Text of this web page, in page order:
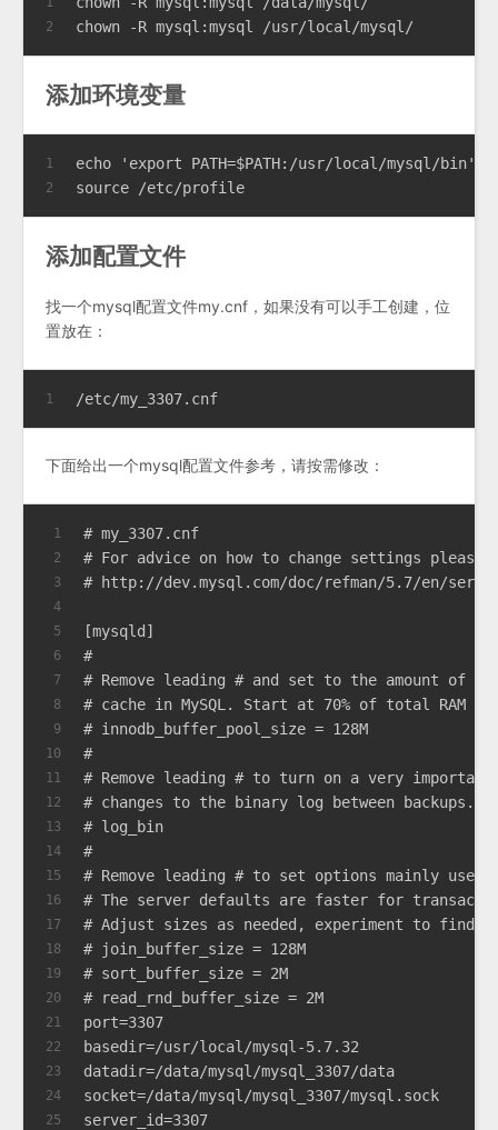
2
chown -R mysql:mysql /usr/local/mysql/
添加环境变量
1
2
echo 'export PATH=$PATH:/usr/local/mysql/
source /etc/profile
添加配置文件
找一个mysql配置文件my.cnf，如果没有可以手工创建，位
置放在：
1 /etc/my_3307.cnf
下面给出一个mysql配置文件参考，请按需修改：
1
2
3
4
5
6
7
8
9
10
11
12
13
14
15
16
17
18
19
20
21
22
23
24
25
# my_3307.cnf
# For advice on how to change settings please
# http://dev.mysql.com/doc/refman/5.7/en/
[mysqld]
#
# Remove leading # and set to the amount of
# cache in MySQL. Start at 70% of total RAM
# innodb_buffer_pool_size = 128M
#
# Remove leading # to turn on a very
# changes to the binary log between backups.
# log_bin
#
# Remove leading # to set options mainly
# The server defaults are faster for
# Adjust sizes as needed, experiment to find
# join_buffer_size = 128M
# sort_buffer_size = 2M
# read_rnd_buffer_size = 2M
port=3307
basedir=/usr/local/mysql-5.7.32
datadir=/data/mysql/mysql_3307/data
socket=/data/mysql/mysql_3307/mysql.sock
server_id=3307